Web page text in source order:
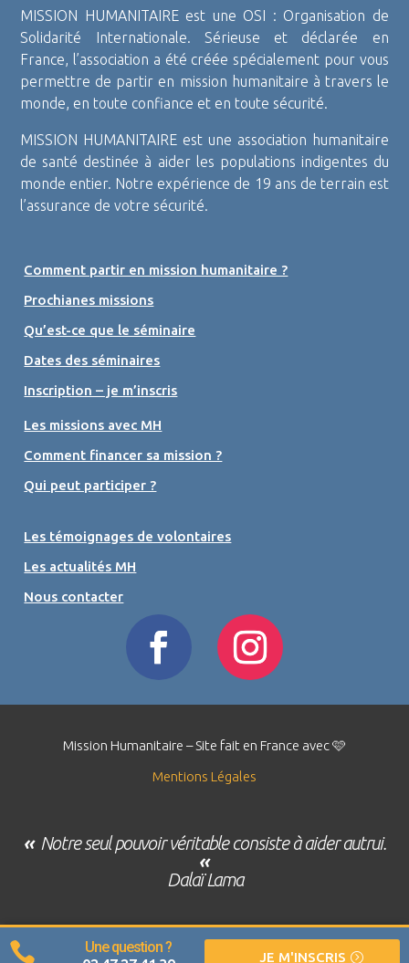

Une question ?
JE M'INSCRIS
MISSION HUMANITAIRE est une OSI : Organisation de
Solidarité Internationale. Sérieuse et déclarée en
France, l’association a été créée spécialement pour vous
permettre de partir en mission humanitaire à travers le
monde, en toute confiance et en toute sécurité.
MISSION HUMANITAIRE est une association humanitaire
de santé destinée à aider les populations indigentes du
monde entier. Notre expérience de 19 ans de terrain est
l’assurance de votre sécurité.
Comment partir en mission humanitaire ?
Prochianes missions
Qu’est-ce que le séminaire
Dates des séminaires
Inscription – je m’inscris
Les missions avec MH
Comment financer sa mission ?
Qui peut participer ?
Les témoignages de volontaires
Les actualités MH
Nous contacter
Mission Humanitaire – Site fait en France avec 🩷
Mentions Légales
« Notre seul pouvoir véritable consiste à aider autrui.
«
Dalaï Lama